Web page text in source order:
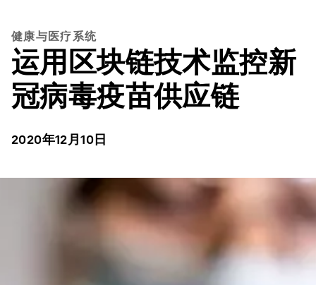
健康与医疗系统
运用区块链技术监控新
冠病毒疫苗供应链
2020年12月10日